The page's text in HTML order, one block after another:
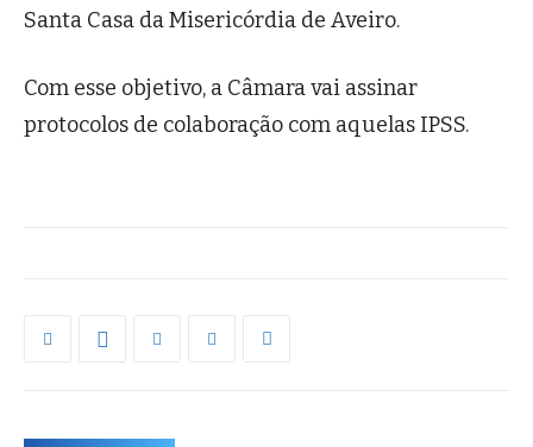
Santa Casa da Misericórdia de Aveiro.
Com esse objetivo, a Câmara vai assinar
protocolos de colaboração com aquelas IPSS.